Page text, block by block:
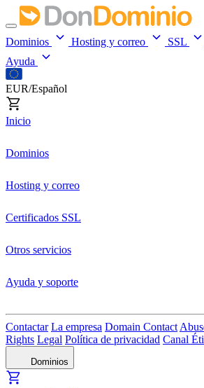
Dominios Hosting y correo SSL
Ayuda
EUR/Español
Inicio
Dominios
Hosting y correo
Certificados SSL
Otros servicios
Ayuda y soporte
Contactar La empresa Domain Contact
Rights Legal Política de privacidad Canal
Dominios